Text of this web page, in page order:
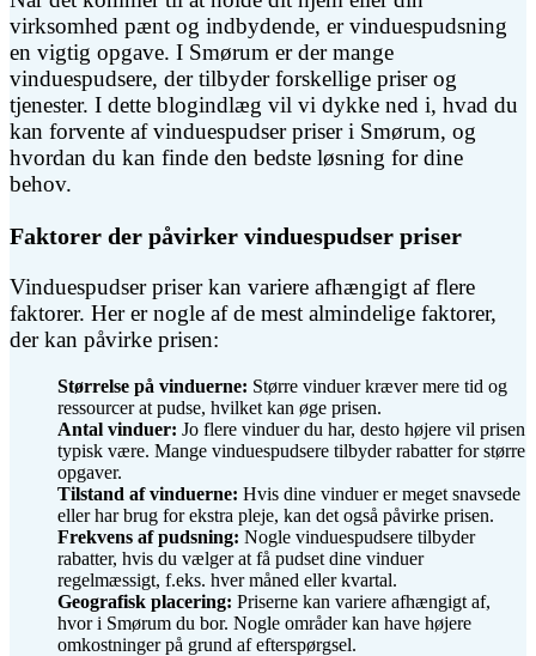
virksomhed pænt og indbydende, er vinduespudsning
en vigtig opgave. I Smørum er der mange
vinduespudsere, der tilbyder forskellige priser og
tjenester. I dette blogindlæg vil vi dykke ned i, hvad du
kan forvente af vinduespudser priser i Smørum, og
hvordan du kan finde den bedste løsning for dine
behov.
Faktorer der påvirker vinduespudser priser
Vinduespudser priser kan variere afhængigt af flere
faktorer. Her er nogle af de mest almindelige faktorer,
der kan påvirke prisen:
Størrelse på vinduerne: Større vinduer kræver mere tid og
ressourcer at pudse, hvilket kan øge prisen.
Antal vinduer: Jo flere vinduer du har, desto højere vil prisen
typisk være. Mange vinduespudsere tilbyder rabatter for større
opgaver.
Tilstand af vinduerne: Hvis dine vinduer er meget snavsede
eller har brug for ekstra pleje, kan det også påvirke prisen.
Frekvens af pudsning: Nogle vinduespudsere tilbyder
rabatter, hvis du vælger at få pudset dine vinduer
regelmæssigt, f.eks. hver måned eller kvartal.
Geografisk placering: Priserne kan variere afhængigt af,
hvor i Smørum du bor. Nogle områder kan have højere
omkostninger på grund af efterspørgsel.